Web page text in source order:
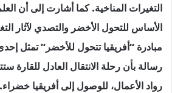
التغيرات المناخية. كما أشارت إلى أن
الأساس للتحول الأخضر والتصدي لآثار
مبادرة “أفريقيا تتحول للأخضر” تمثل
رسالة بأن رحلة الانتقال العادل للقارة
رواد الأعمال، للوصول إلى أفريقيا خضراء.